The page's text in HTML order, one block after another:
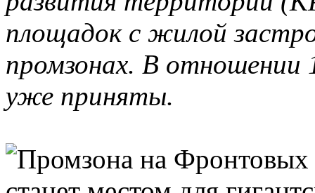
площадок с жилой
промзонах. В
уже приняты.